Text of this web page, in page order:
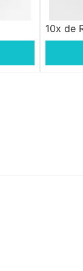
10x de